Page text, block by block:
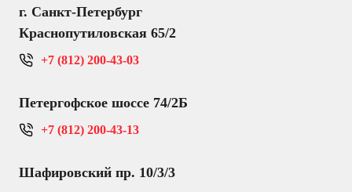
г. Санкт-Петербург
Краснопутиловская 65/2
+7 (812) 200-43-03
Петергофское шоссе 74/2Б
+7 (812) 200-43-13
Шафировский пр. 10/3/3